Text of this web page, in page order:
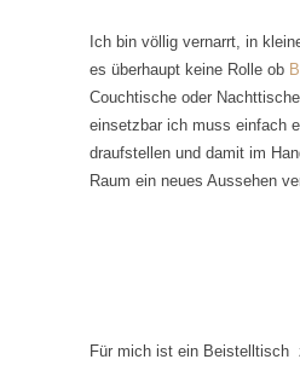
Ich bin völlig vernarrt, in
es überhaupt keine Rolle ob
Couchtische oder
einsetzbar ich muss einfach
draufstellen und damit im
Raum ein neues Aussehen
Für mich ist ein Beistelltisch